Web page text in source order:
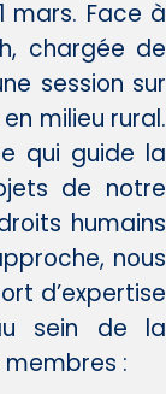
mars. Face à
chargée de
session sur
milieu rural.
qui guide la
de notre
humains
nous
d’expertise
sein de la
membres :